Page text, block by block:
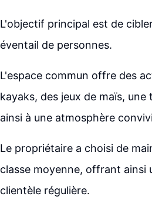
L'objectif principal est de
éventail de personnes.
L'espace commun offre des
kayaks, des jeux de maïs,
ainsi à une atmosphère
Le propriétaire a choisi de
classe moyenne, offrant ainsi
clientèle régulière.